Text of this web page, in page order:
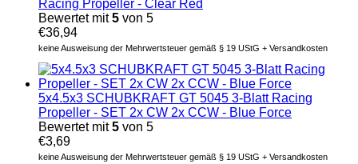
Racing Propeller - Clear Red
Bewertet mit5 von 5
€36,94
keine Ausweisung der Mehrwertsteuer gemäß § 19 UStG + Versandkosten
5x4.5x3 SCHUBKRAFT GT 5045 3-Blatt Racing
Propeller - SET 2x CW 2x CCW - Blue Force
Bewertet mit5 von 5
€3,69
keine Ausweisung der Mehrwertsteuer gemäß § 19 UStG + Versandkosten